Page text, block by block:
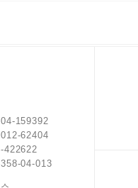
159392
62404
422622
04-013